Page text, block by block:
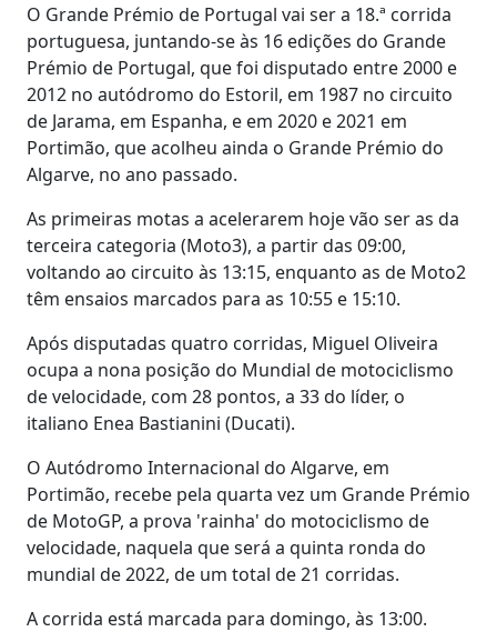
O Grande Prémio de Portugal vai ser a 18.ª corrida
portuguesa, juntando-se às 16 edições do Grande
Prémio de Portugal, que foi disputado entre 2000 e
2012 no autódromo do Estoril, em 1987 no circuito
de Jarama, em Espanha, e em 2020 e 2021 em
Portimão, que acolheu ainda o Grande Prémio do
Algarve, no ano passado.
As primeiras motas a acelerarem hoje vão ser as da
terceira categoria (Moto3), a partir das 09:00,
voltando ao circuito às 13:15, enquanto as de Moto2
têm ensaios marcados para as 10:55 e 15:10.
Após disputadas quatro corridas, Miguel Oliveira
ocupa a nona posição do Mundial de motociclismo
de velocidade, com 28 pontos, a 33 do líder, o
italiano Enea Bastianini (Ducati).
O Autódromo Internacional do Algarve, em
Portimão, recebe pela quarta vez um Grande Prémio
de MotoGP, a prova 'rainha' do motociclismo de
velocidade, naquela que será a quinta ronda do
mundial de 2022, de um total de 21 corridas.
A corrida está marcada para domingo, às 13:00.